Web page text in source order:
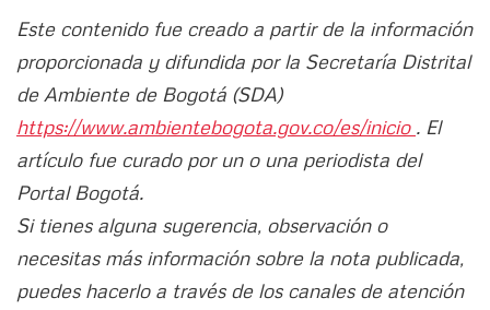
Este contenido fue creado a partir de la información
proporcionada y difundida por la Secretaría Distrital
de Ambiente de Bogotá (SDA)
https://www.ambientebogota.gov.co/es/inicio . El
artículo fue curado por un o una periodista del
Portal Bogotá.
Si tienes alguna sugerencia, observación o
necesitas más información sobre la nota publicada,
puedes hacerlo a través de los canales de atención